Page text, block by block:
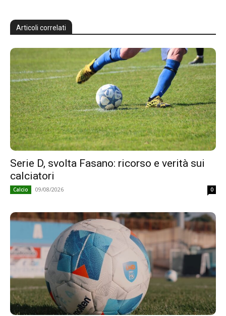
Articoli correlati
Serie D, svolta Fasano: ricorso e verità sui
calciatori
Calcio 09/08/2026 0